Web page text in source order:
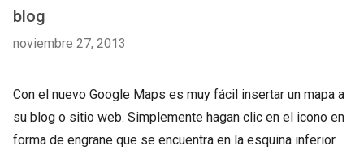
blog
noviembre 27, 2013
Con el nuevo Google Maps es muy fácil insertar un mapa a
su blog o sitio web. Simplemente hagan clic en el icono en
forma de engrane que se encuentra en la esquina inferior